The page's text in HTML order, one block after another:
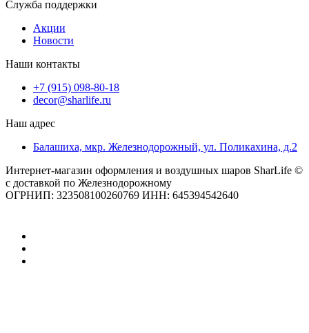
Служба поддержки
Акции
Новости
Наши контакты
+7 (915) 098-80-18
decor@sharlife.ru
Наш адрес
Балашиха, мкр. Железнодорожный, ул. Поликахина, д.2
Интернет-магазин оформления и воздушных шаров SharLife ©
с доставкой по Железнодорожному
ОГРНИП: 323508100260769 ИНН: 645394542640